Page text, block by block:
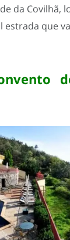
da Covilhã,
estrada que